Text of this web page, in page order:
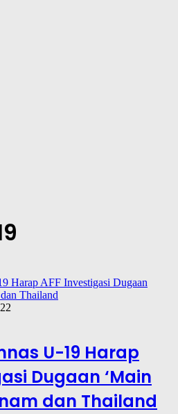
U-19 Harap
Dugaan ‘Main
dan Thailand